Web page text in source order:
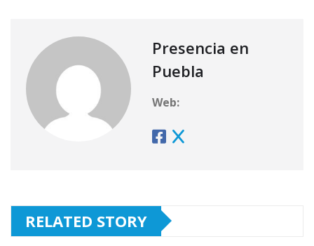
Presencia en
Puebla
Web:
RELATED STORY